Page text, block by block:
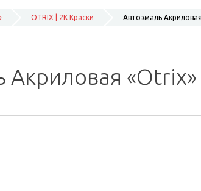
OTRIX | 2К Краски Автоэмаль
Акриловая